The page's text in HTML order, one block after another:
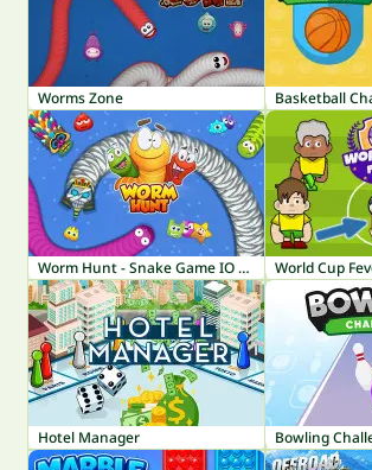
Worms Zone Basketball
Worm Hunt - Snake Game IO Zone World Cup
Hotel Manager Bowling